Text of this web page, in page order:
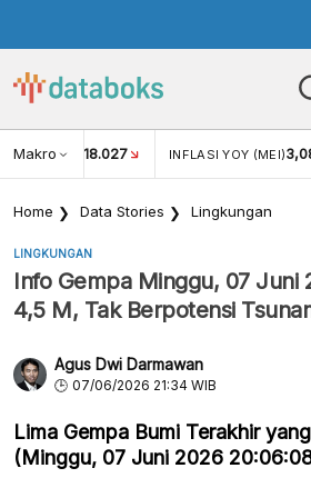
Makro
USD/IDR 18.027 INFLASI YOY (MEI)
Home Data Stories Lingkungan
LINGKUNGAN
Info Gempa Minggu, 07 Juni
4,5 M, Tak Berpotensi
Agus Dwi Darmawan
07/06/2026 21:34 WIB
Lima Gempa Bumi Terakhir
(Minggu, 07 Juni 2026